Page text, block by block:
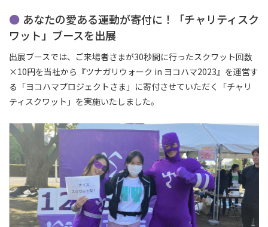
あなたの愛ある運動が寄付に！「チャリティスク
ワット」ブースを出展
出展ブースでは、ご来場者さまが30秒間に行ったスクワット回数
×10円を当社から『ツナガリウォーク in ヨコハマ2023』を運営す
る「ヨコハマプロジェクトさま」に寄付させていただく「チャリ
ティスクワット」を実施いたしました。